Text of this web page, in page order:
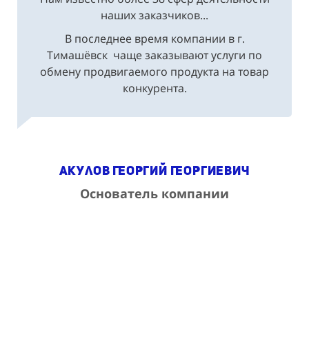
наших заказчиков...
В последнее время компании в г.
Тимашёвск чаще заказывают услуги по
обмену продвигаемого продукта на товар
конкурента.
Акулов Георгий Георгиевич
Основатель компании